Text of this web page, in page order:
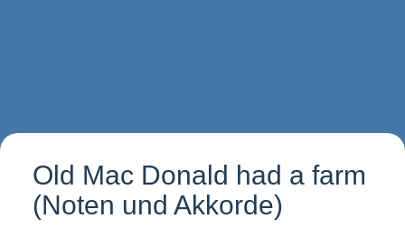
Old Mac Donald had a farm
(Noten und Akkorde)